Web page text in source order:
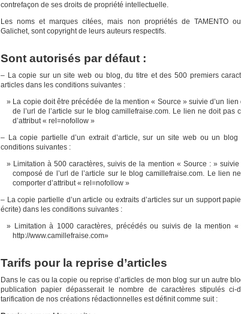
contrefaçon de ses droits de propriété intellectuelle.
Les noms et marques citées, mais non propriétés de TAMENTO
Galichet, sont copyright de leurs auteurs respectifs.
Sont autorisés par défaut :
– La copie sur un site web ou blog, du titre et des 500 premiers
articles dans les conditions suivantes :
La copie doit être précédée de la mention « Source » suivie d’un lien
de l’url de l’article sur le blog camillefraise.com. Le lien ne doit pas
d’attribut « rel=nofollow »
– La copie partielle d’un extrait d’article, sur un site web ou un blog
conditions suivantes :
Limitation à 500 caractères, suivis de la mention « Source : » suivie
composé de l’url de l’article sur le blog camillefraise.com. Le lien
comporter d’attribut « rel=nofollow »
– La copie partielle d’un article ou extraits d’articles sur un support
écrite) dans les conditions suivantes :
Limitation à 1000 caractères, précédés ou suivis de la mention «
http://www.camillefraise.com»
Tarifs pour la reprise d’articles
Dans le cas ou la copie ou reprise d’articles de mon blog sur un autre
publication papier dépasserait le nombre de caractères stipulés ci-
tarification de nos créations rédactionnelles est définit comme suit :